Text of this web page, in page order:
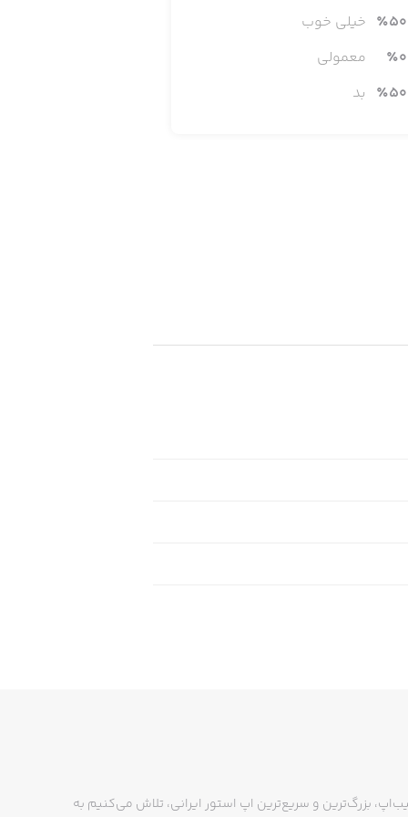
برد – همه توانایی قهرمان شدن را
٪50
خیلی خوب
٪0
معمولی
٪50 بد
بزرگ‌ترین و سریع‌ترین اپ استور ایرانی، تلاش می‌کنیم به